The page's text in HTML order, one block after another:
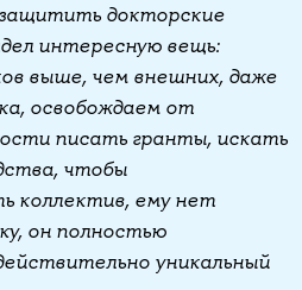
докторские
интересную вещь:
выше, чем внешних, даже
освобождаем от
писать гранты, искать
чтобы
коллектив, ему нет
он полностью
уникальный